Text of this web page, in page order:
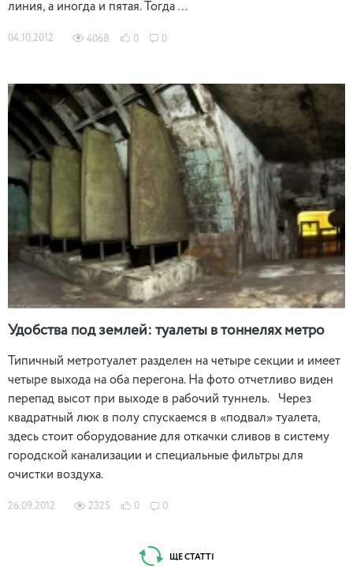
линия, а иногда и пятая. Тогда …
04.10.2012 4068 0 0
Удобства под землей: туалеты в тоннелях метро
Типичный метротуалет разделен на четыре секции и имеет
четыре выхода на оба перегона. На фото отчетливо виден
перепад высот при выходе в рабочий туннель. Через
квадратный люк в полу спускаемся в «подвал» туалета,
здесь стоит оборудование для откачки сливов в систему
городской канализации и специальные фильтры для
очистки воздуха.
26.09.2012 2325 0 0
ЩЕ СТАТТІ